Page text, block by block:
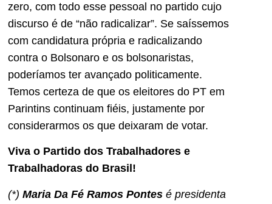
zero, com todo esse pessoal no partido cujo
discurso é de “não radicalizar”. Se saíssemos
com candidatura própria e radicalizando
contra o Bolsonaro e os bolsonaristas,
poderíamos ter avançado politicamente.
Temos certeza de que os eleitores do PT em
Parintins continuam fiéis, justamente por
considerarmos os que deixaram de votar.
Viva o Partido dos Trabalhadores e
Trabalhadoras do Brasil!
(*) Maria Da Fé Ramos Pontes é presidenta